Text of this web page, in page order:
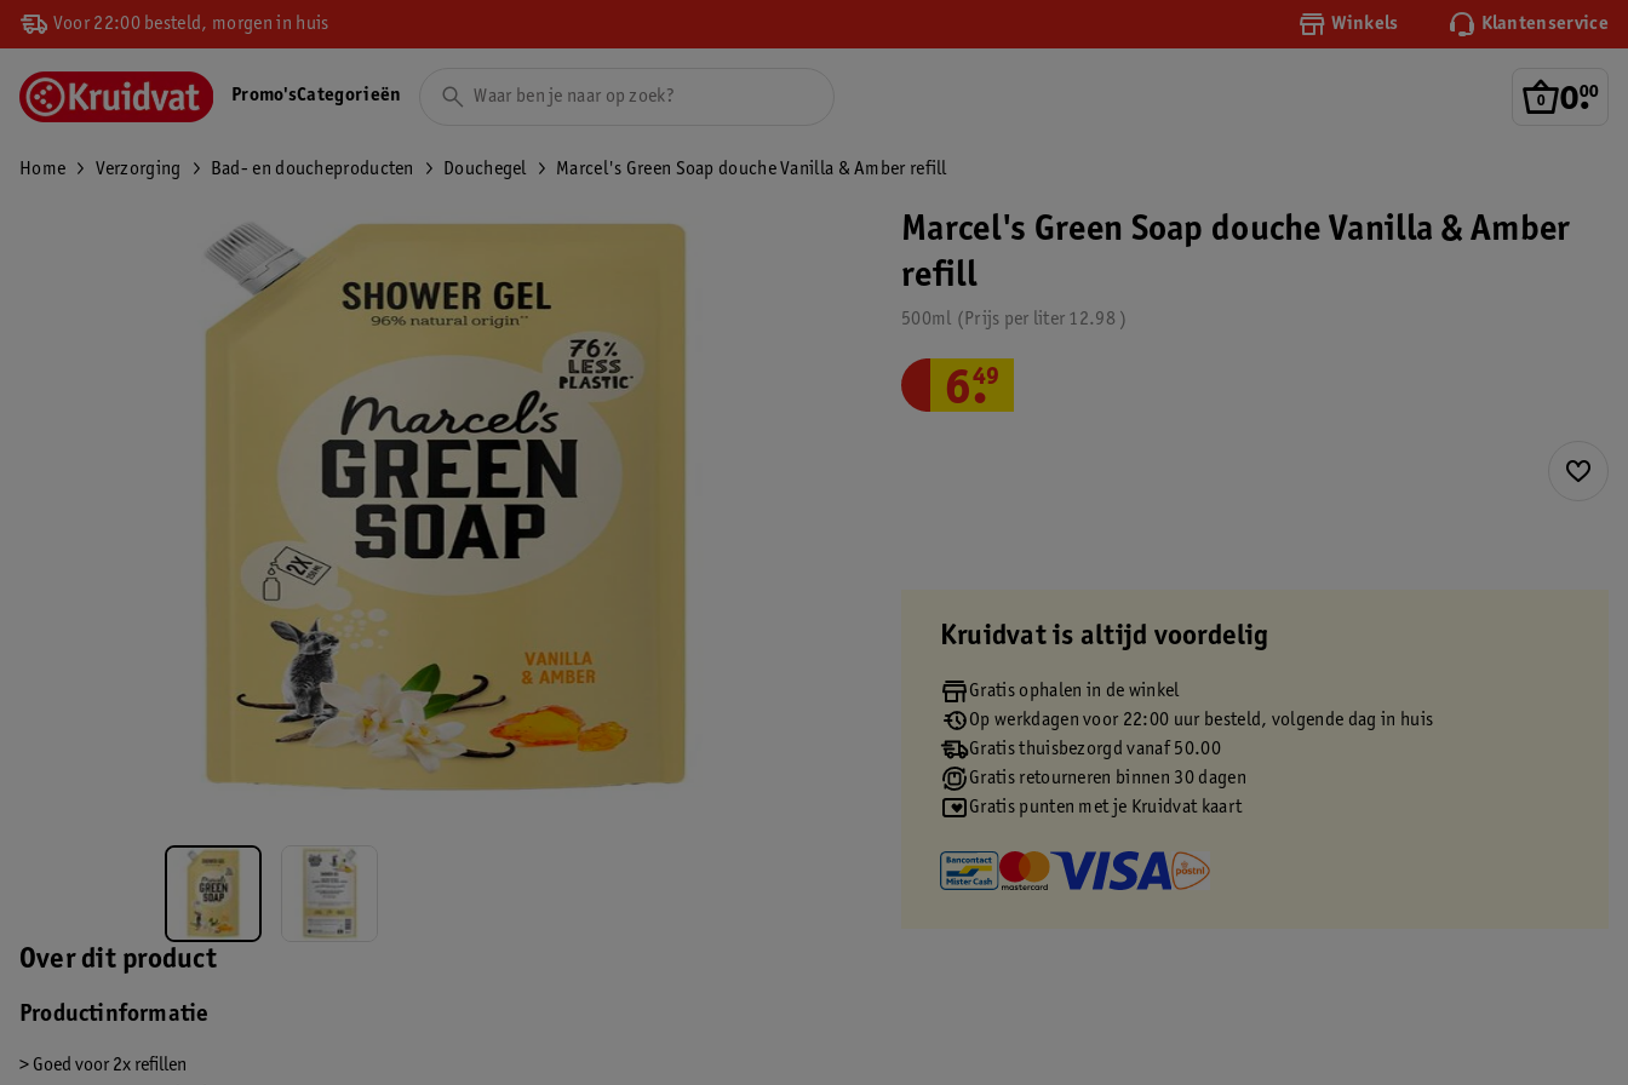
Voor 22:00 besteld, morgen in huis Winkels Klantenservice
0.
00
Promo'sCategorieën
Home Verzorging Bad- en doucheproducten Douchegel Marcel's Green Soap douche Vanilla & Amber refill
Over dit product
Productinformatie
> Goed voor 2x refillen
Marcel's Green Soap douche Vanilla & Amber
refill
500ml 12.98
Prijs per liter
6.
49
Kruidvat is altijd voordelig
Gratis ophalen in de winkel
Op werkdagen voor 22:00 uur besteld, volgende dag in huis
Gratis thuisbezorgd vanaf 50.00
Gratis retourneren binnen 30 dagen
Gratis punten met je Kruidvat kaart